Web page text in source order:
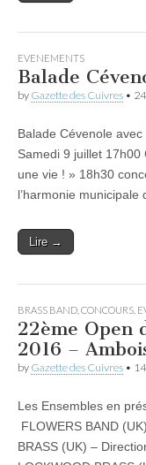
EVENEMENTS
Balade
by Gazette des Cuivres •
Balade Cévenole
Samedi 9 juillet
une vie ! » 18h30
l’harmonie
Lire →
BRASS BAND CONCOURS
22ème Open
2016 –
by Gazette des Cuivres •
Les Ensembles en
FLOWERS BAND
BRASS (UK) –